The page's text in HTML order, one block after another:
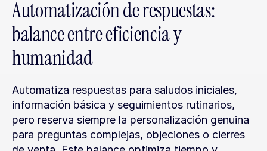
Automatización de respuestas:
balance entre eficiencia y
humanidad
Automatiza respuestas para saludos iniciales,
información básica y seguimientos rutinarios,
pero reserva siempre la personalización genuina
para preguntas complejas, objeciones o cierres